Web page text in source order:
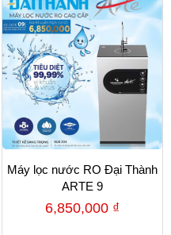
Máy lọc nước RO Đại Thành
ARTE 9
6,850,000 ₫